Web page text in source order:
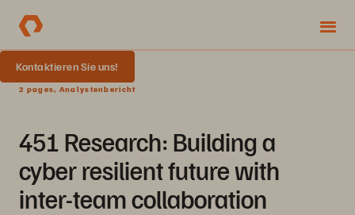
Kontaktieren Sie uns!
2 pages, Analystenbericht
451 Research: Building a
cyber resilient future with
inter-team collaboration